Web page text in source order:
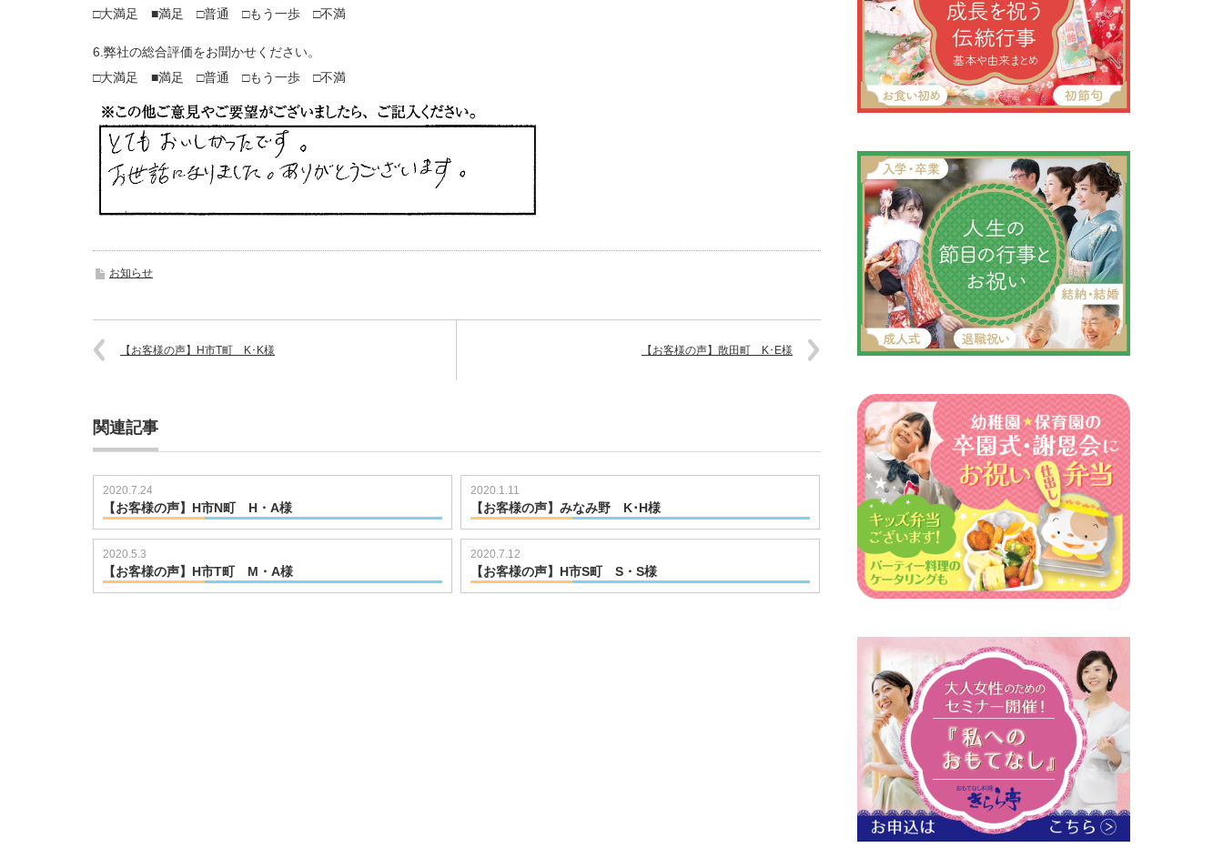
□大満足 ■満足 □普通 □もう一歩 □不満
6.弊社の総合評価をお聞かせください。
□大満足 ■満足 □普通 □もう一歩 □不満
お知らせ
【お客様の声】H市T町 K･K様 【お客様の声】散田町 K･E様
関連記事
2020.7.24
【お客様の声】H市N町 H・A様
2020.1.11
【お客様の声】みなみ野 K･H様
2020.5.3
【お客様の声】H市T町 M・A様
2020.7.12
【お客様の声】H市S町 S・S様